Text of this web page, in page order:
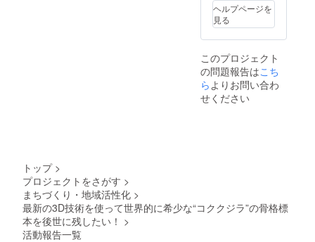
配信致
す。）
※ご昼
食、交
通費、
滞在費
は各自
ご負担
す。
ヘルプページを
見る
このプロジェクト
の問題報告はこち
ら よりお問い合わ
せください
トップ >
プロジェクトをさがす >
まちづくり・地域活性化 >
最新の3D技術を使って世界的に希少な“コククジラ”の骨格標
本を後世に残したい！ >
活動報告一覧